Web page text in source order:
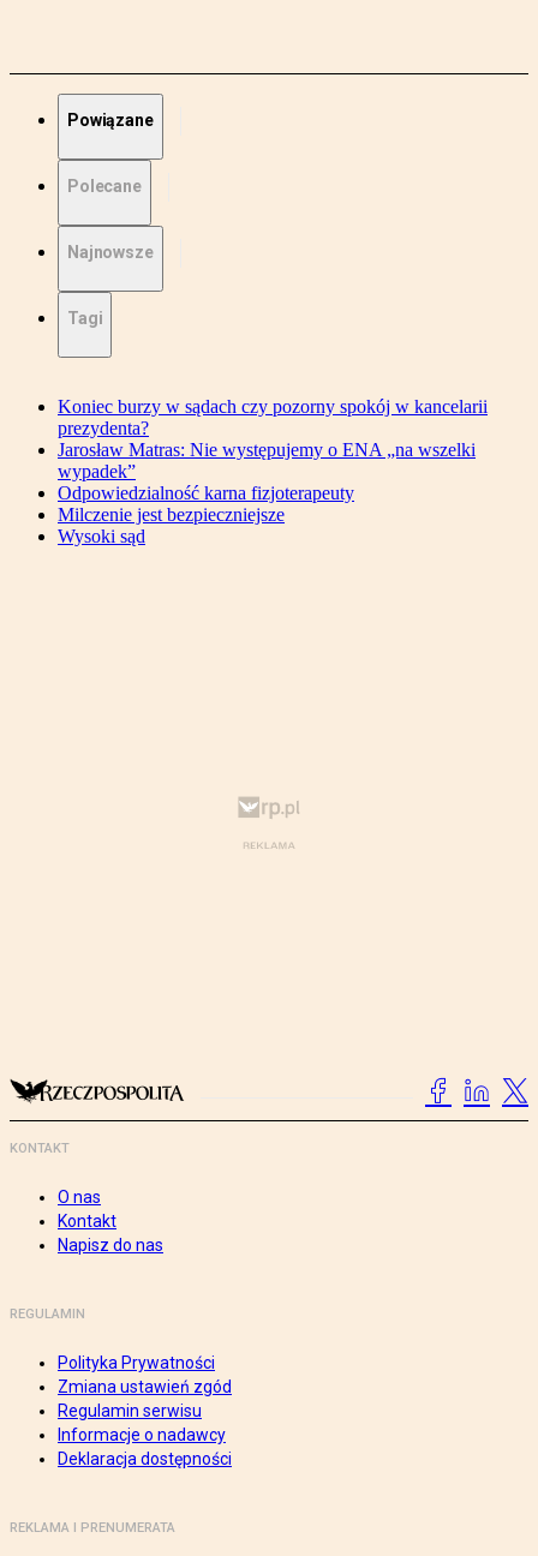
Powiązane
Polecane
Najnowsze
Tagi
Koniec burzy w sądach czy pozorny spokój w kancelarii
prezydenta?
Jarosław Matras: Nie występujemy o ENA „na wszelki
wypadek”
Odpowiedzialność karna fizjoterapeuty
Milczenie jest bezpieczniejsze
Wysoki sąd
KONTAKT
O nas
Kontakt
Napisz do nas
REGULAMIN
Polityka Prywatności
Zmiana ustawień zgód
Regulamin serwisu
Informacje o nadawcy
Deklaracja dostępności
REKLAMA I PRENUMERATA